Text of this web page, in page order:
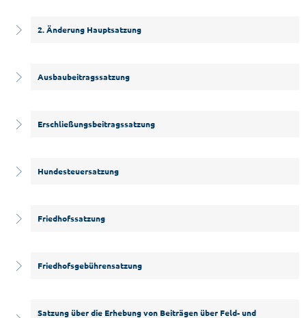
2. Änderung Hauptsatzung
Ausbaubeitragssatzung
Erschließungsbeitragssatzung
Hundesteuersatzung
Friedhofssatzung
Friedhofsgebührensatzung
Satzung über die Erhebung von Beiträgen über Feld- und